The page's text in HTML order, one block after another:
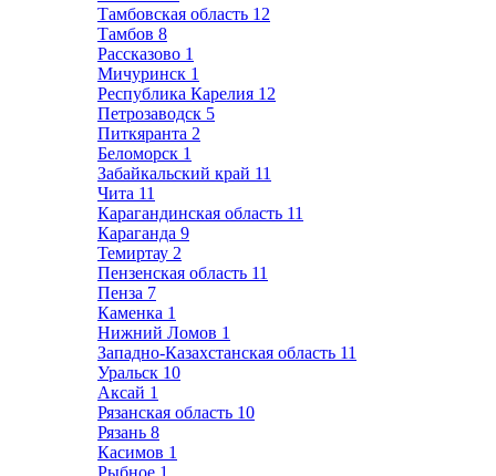
Тамбовская область 12
Тамбов 8
Рассказово 1
Мичуринск 1
Республика Карелия 12
Петрозаводск 5
Питкяранта 2
Беломорск 1
Забайкальский край 11
Чита 11
Карагандинская область 11
Караганда 9
Темиртау 2
Пензенская область 11
Пенза 7
Каменка 1
Нижний Ломов 1
Западно-Казахстанская область 11
Уральск 10
Аксай 1
Рязанская область 10
Рязань 8
Касимов 1
Рыбное 1